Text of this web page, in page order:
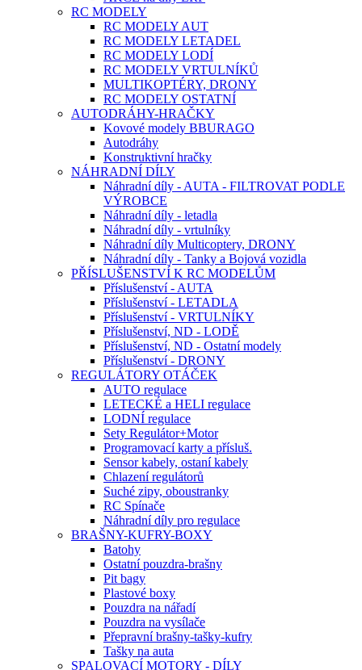
RC MODELY
RC MODELY AUT
RC MODELY LETADEL
RC MODELY LODÍ
RC MODELY VRTULNÍKŮ
MULTIKOPTÉRY, DRONY
RC MODELY OSTATNÍ
AUTODRÁHY-HRAČKY
Kovové modely BBURAGO
Autodráhy
Konstruktivní hračky
NÁHRADNÍ DÍLY
Náhradní díly - AUTA - FILTROVAT PODLE
VÝROBCE
Náhradní díly - letadla
Náhradní díly - vrtulníky
Náhradní díly Multicoptery, DRONY
Náhradní díly - Tanky a Bojová vozidla
PŘÍSLUŠENSTVÍ K RC MODELŮM
Příslušenství - AUTA
Příslušenství - LETADLA
Příslušenství - VRTULNÍKY
Příslušenství, ND - LODĚ
Příslušenství, ND - Ostatní modely
Příslušenství - DRONY
REGULÁTORY OTÁČEK
AUTO regulace
LETECKÉ a HELI regulace
LODNÍ regulace
Sety Regulátor+Motor
Programovací karty a přísluš.
Sensor kabely, ostaní kabely
Chlazení regulátorů
Suché zipy, oboustranky
RC Spínače
Náhradní díly pro regulace
BRAŠNY-KUFRY-BOXY
Batohy
Ostatní pouzdra-brašny
Pit bagy
Plastové boxy
Pouzdra na nářadí
Pouzdra na vysílače
Přepravní brašny-tašky-kufry
Tašky na auta
SPALOVACÍ MOTORY - DÍLY